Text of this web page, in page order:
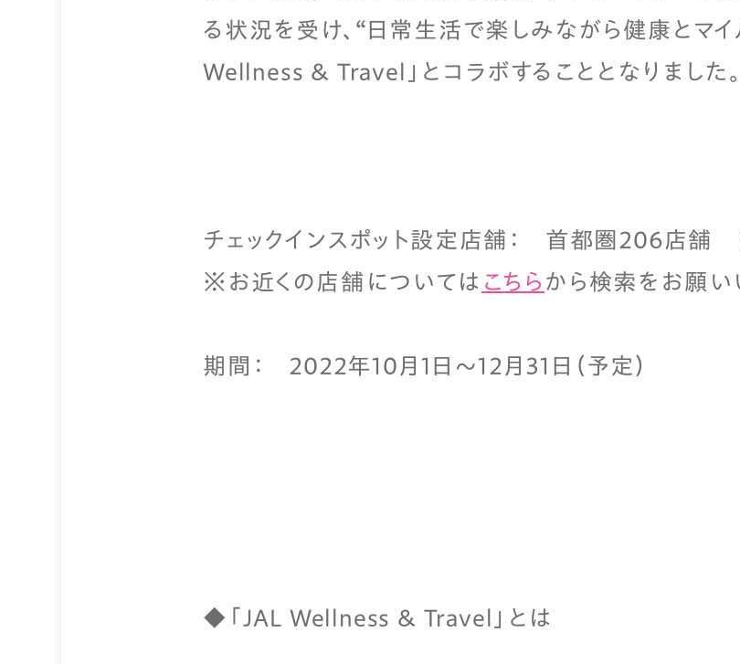
る状況を受け、“日常生活で楽しみながら健康とマイ
Wellness & Travel」とコラボすることとなりました。
チェックインスポット設定店舗： 首都圏206店舗
※お近くの店舗については こちら から検索をお願い
期間： 2022年10月1日～12月31日（予定）
◆「JAL Wellness & Travel」とは